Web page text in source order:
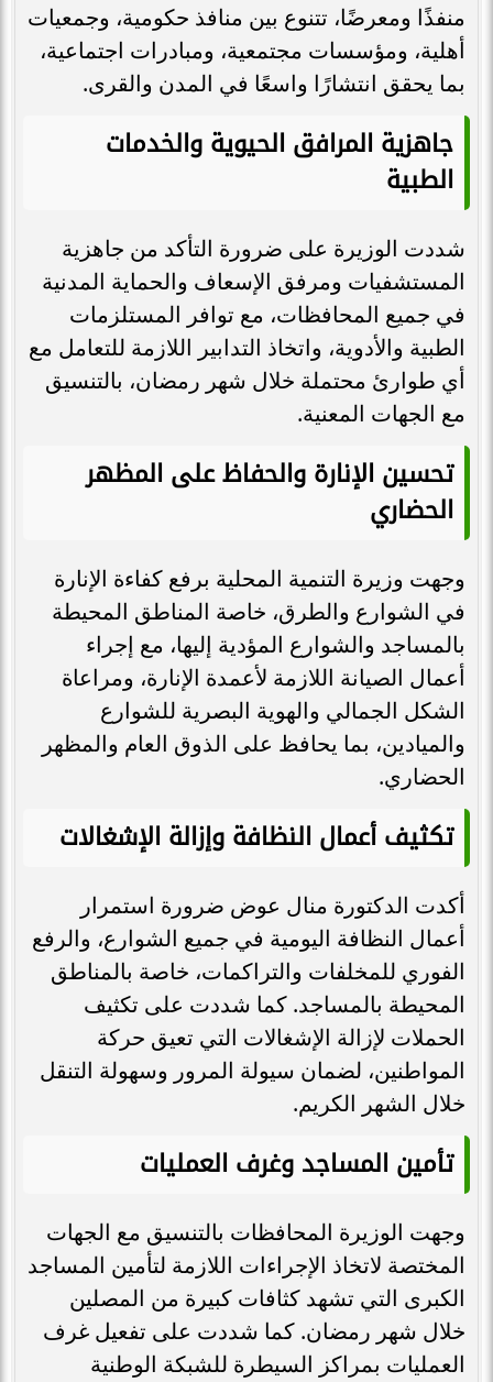
منفذًا ومعرضًا، تتنوع بين منافذ حكومية، وجمعيات
أهلية، ومؤسسات مجتمعية، ومبادرات اجتماعية،
بما يحقق انتشارًا واسعًا في المدن والقرى.
جاهزية المرافق الحيوية والخدمات
الطبية
شددت الوزيرة على ضرورة التأكد من جاهزية
المستشفيات ومرفق الإسعاف والحماية المدنية
في جميع المحافظات، مع توافر المستلزمات
الطبية والأدوية، واتخاذ التدابير اللازمة للتعامل مع
أي طوارئ محتملة خلال شهر رمضان، بالتنسيق
مع الجهات المعنية.
تحسين الإنارة والحفاظ على المظهر
الحضاري
وجهت وزيرة التنمية المحلية برفع كفاءة الإنارة
في الشوارع والطرق، خاصة المناطق المحيطة
بالمساجد والشوارع المؤدية إليها، مع إجراء
أعمال الصيانة اللازمة لأعمدة الإنارة، ومراعاة
الشكل الجمالي والهوية البصرية للشوارع
والميادين، بما يحافظ على الذوق العام والمظهر
الحضاري.
تكثيف أعمال النظافة وإزالة الإشغالات
أكدت الدكتورة منال عوض ضرورة استمرار
أعمال النظافة اليومية في جميع الشوارع، والرفع
الفوري للمخلفات والتراكمات، خاصة بالمناطق
المحيطة بالمساجد. كما شددت على تكثيف
الحملات لإزالة الإشغالات التي تعيق حركة
المواطنين، لضمان سيولة المرور وسهولة التنقل
خلال الشهر الكريم.
تأمين المساجد وغرف العمليات
وجهت الوزيرة المحافظات بالتنسيق مع الجهات
المختصة لاتخاذ الإجراءات اللازمة لتأمين المساجد
الكبرى التي تشهد كثافات كبيرة من المصلين
خلال شهر رمضان. كما شددت على تفعيل غرف
العمليات بمراكز السيطرة للشبكة الوطنية